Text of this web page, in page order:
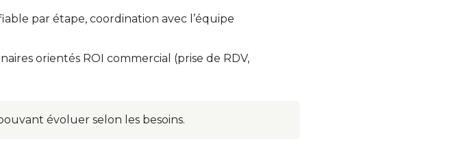
par étape, coordination avec l’équipe
orientés ROI commercial (prise de RDV,
évoluer selon les besoins.